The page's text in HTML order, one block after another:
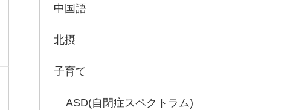
中国語
北摂
子育て
ASD(自閉症スペクトラム)